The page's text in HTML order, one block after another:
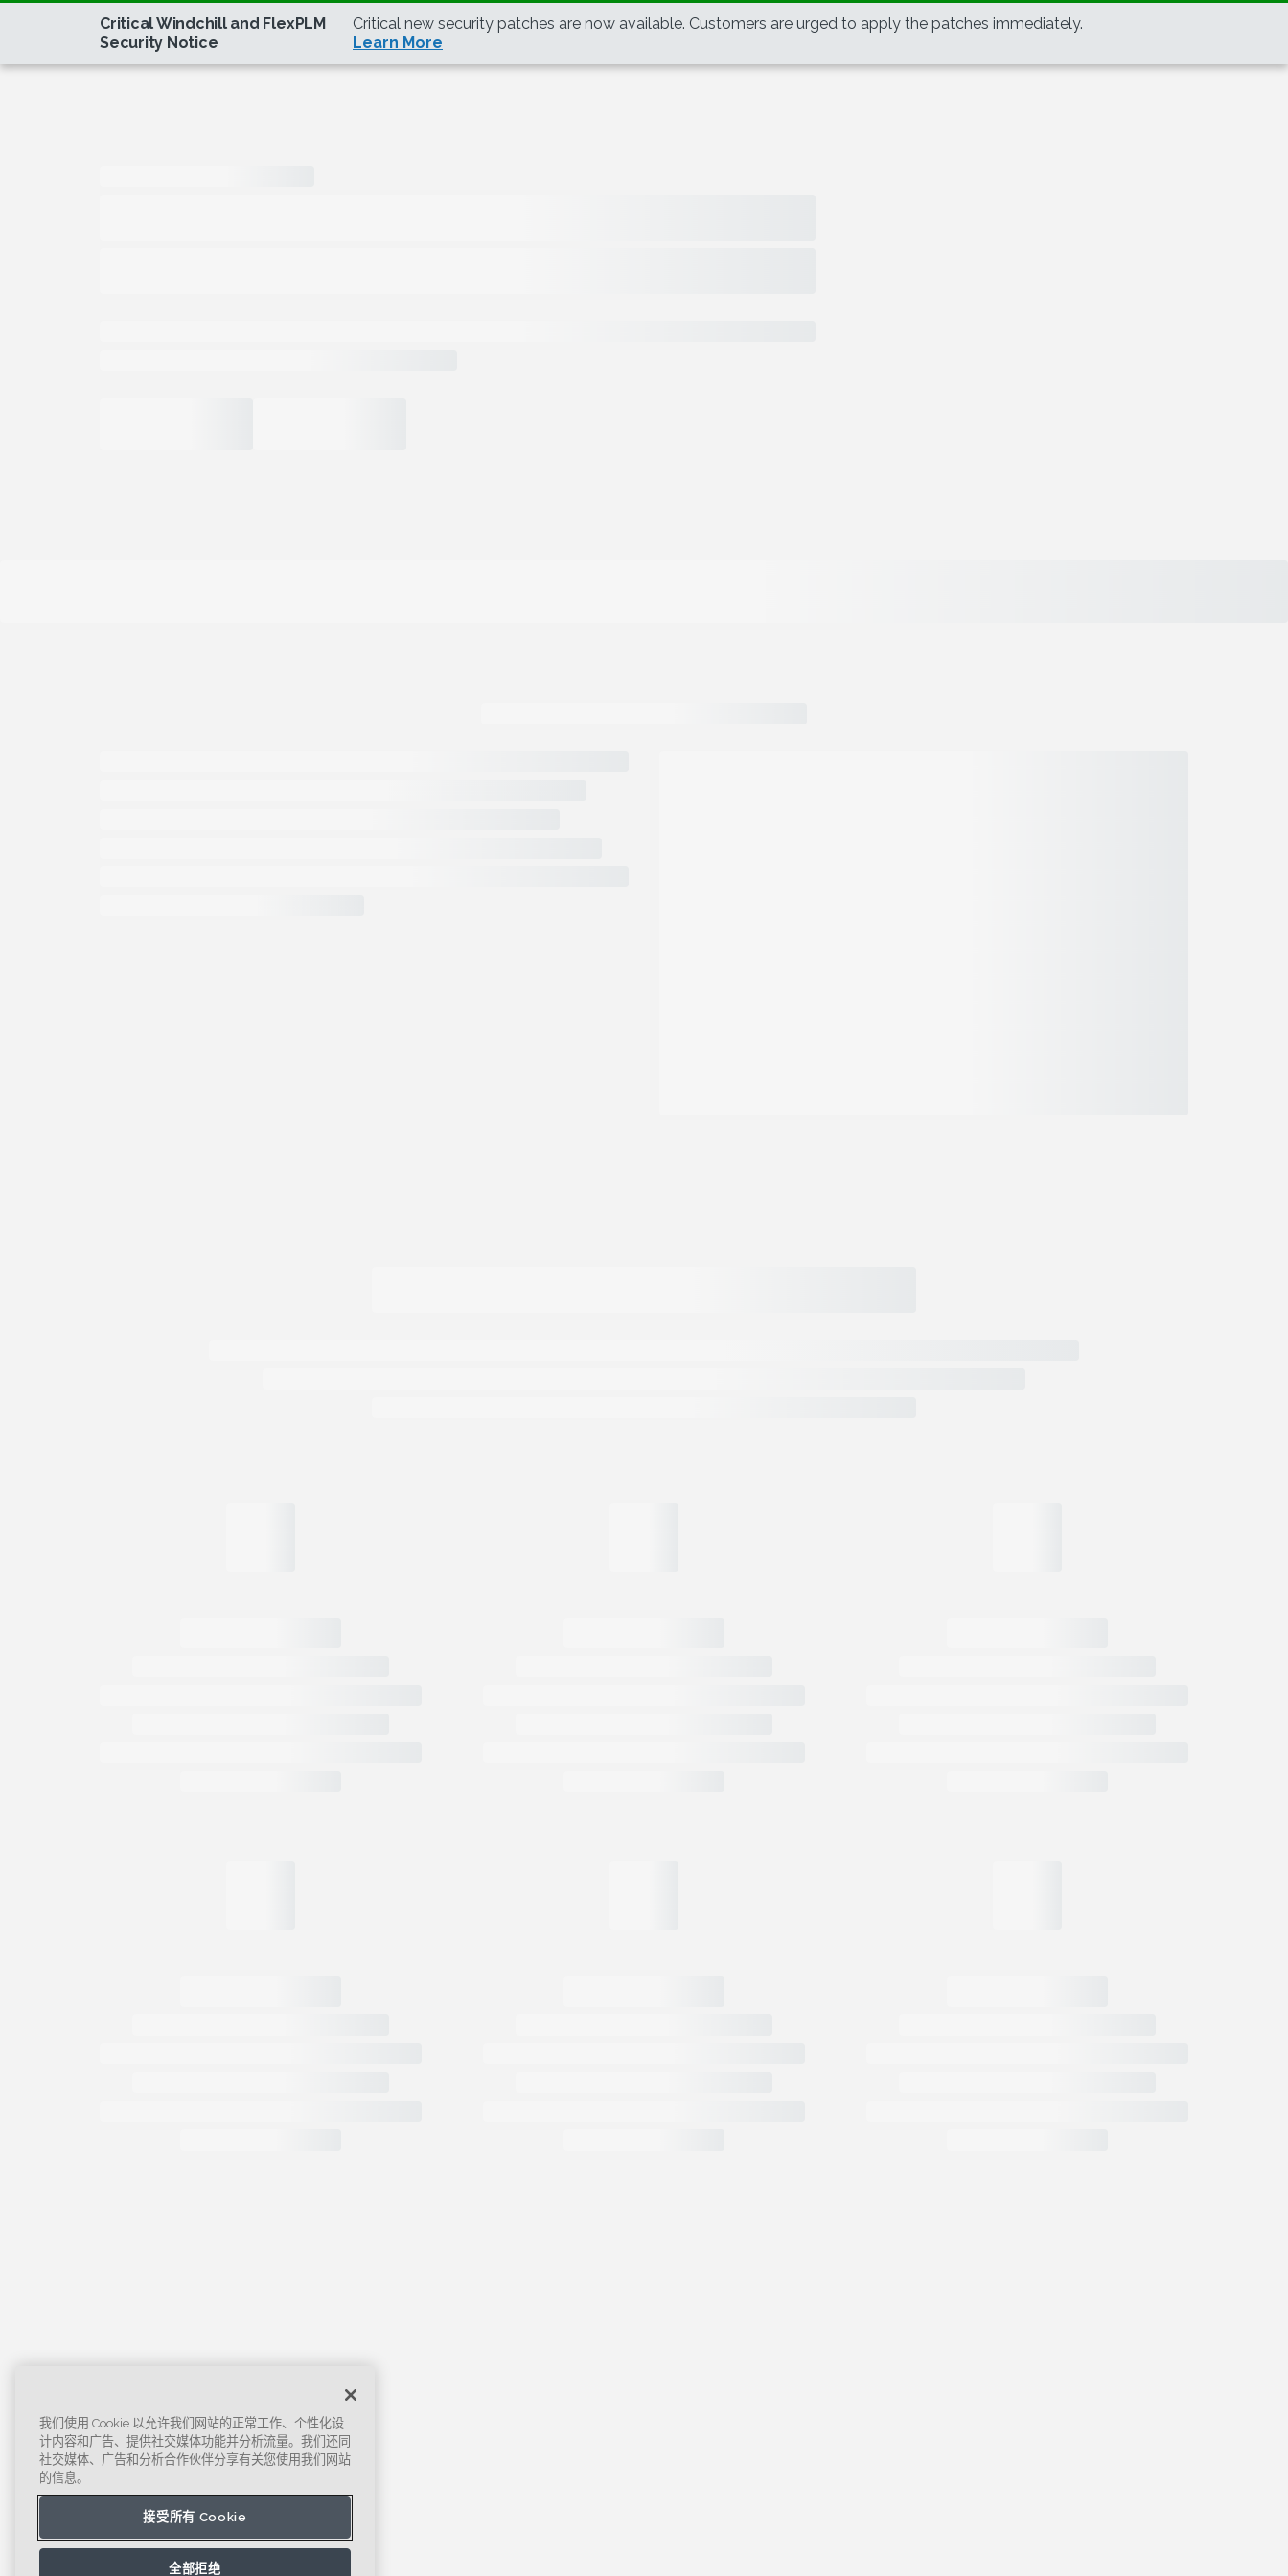
我们使用 Cookie 以允许我们网站的正常工作、个性化设
计内容和广告、提供社交媒体功能并分析流量。我们还同
社交媒体、广告和分析合作伙伴分享有关您使用我们网站
的信息。
接受所有 Cookie
全部拒绝